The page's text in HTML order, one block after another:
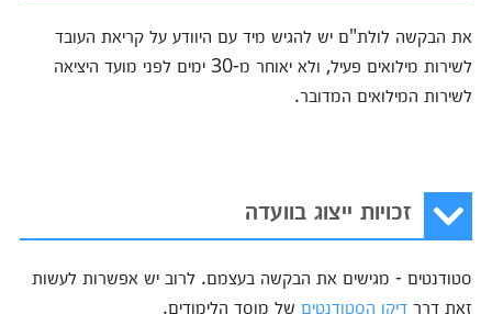
את הבקשה לולת"ם יש להגיש מיד עם היוודע על קריאת העובד
לשירות מילואים פעיל, ולא יאוחר מ-30 ימים לפני מועד היציאה
לשירות המילואים המדובר.
זכויות ייצוג בוועדה
סטודנטים - מגישים את הבקשה בעצמם. לרוב יש אפשרות לעשות
זאת דרך דיקן הסטודנטיםשל מוסד הלימודים.